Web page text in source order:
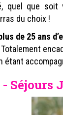
quel que soit
du choix !
de 25 ans
Totalement
étant
- Séjours